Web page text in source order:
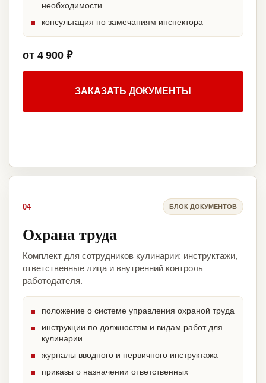
необходимости
консультация по замечаниям инспектора
от 4 900 ₽
ЗАКАЗАТЬ ДОКУМЕНТЫ
04 БЛОК ДОКУМЕНТОВ
Охрана труда
Комплект для сотрудников кулинарии: инструктажи,
ответственные лица и внутренний контроль
работодателя.
положение о системе управления охраной труда
инструкции по должностям и видам работ для
кулинарии
журналы вводного и первичного инструктажа
приказы о назначении ответственных